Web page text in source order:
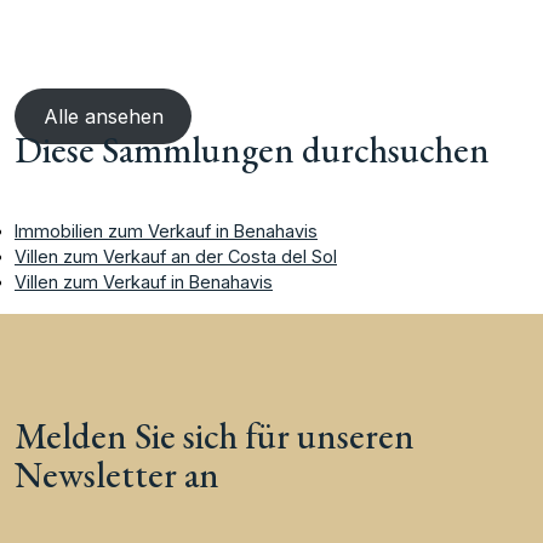
Alle ansehen
Diese Sammlungen durchsuchen
Immobilien zum Verkauf in Benahavis
Villen zum Verkauf an der Costa del Sol
Villen zum Verkauf in Benahavis
Melden Sie sich für unseren
Newsletter an